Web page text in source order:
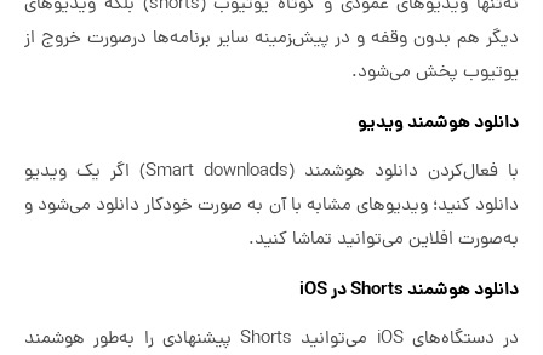
دیگر هم بدون وقفه و در پیش‌‍زمینه سایر برنامه‌ها درصورت خروج از
یوتیوب پخش می‌شود.
دانلود هوشمند ویدیو
با فعال‌کردن دانلود هوشمند (Smart downloads) اگر یک ویدیو
دانلود کنید؛ ویدیوهای مشابه با آن به صورت خودکار دانلود می‌شود و
به‌صورت افلاین می‌توانید تماشا کنید.
دانلود هوشمند Shorts در iOS
در دستگاه‌های iOS می‌توانید Shorts پیشنهادی را به‌طور هوشمند